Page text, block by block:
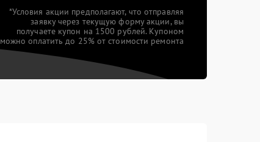
*Условия акции предполагают, что отправляя
заявку через текущую форму акции, вы
получаете купон на 1500 рублей. Купоном
можно оплатить до 25% от стоимости ремонта